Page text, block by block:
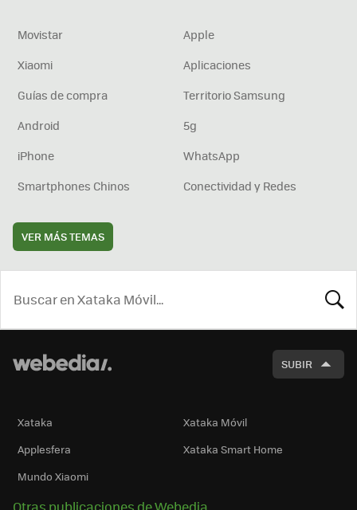
Movistar
Apple
Xiaomi
Aplicaciones
Guías de compra
Territorio Samsung
Android
5g
iPhone
WhatsApp
Smartphones Chinos
Conectividad y Redes
VER MÁS TEMAS
SUBIR
Xataka
Xataka Móvil
Applesfera
Xataka Smart Home
Mundo Xiaomi
Otras publicaciones de Webedia